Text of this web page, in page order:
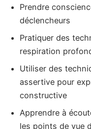
Prendre
déclencheurs
Pratiquer des
respiration
Utiliser des
assertive pour
constructive
Apprendre à
les points de vue